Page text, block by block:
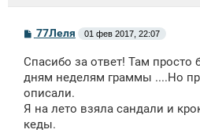
С
б
щ
н
и
77Леля 01 фев 2017, 22:07
Спасибо за ответ! Там просто
дням неделям граммы ....Но
описали.
Я на лето взяла сандали и
кеды.